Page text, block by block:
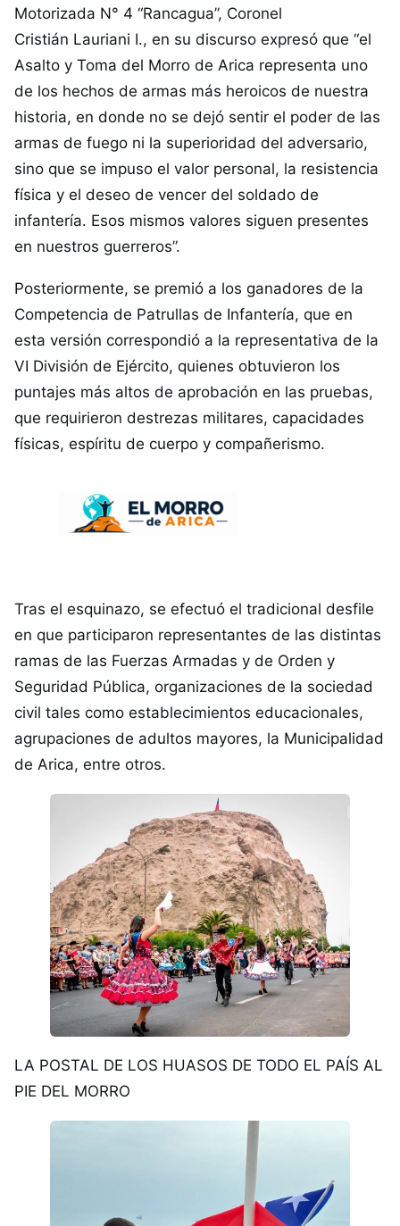
Motorizada N° 4 “Rancagua”, Coronel
Cristián Lauriani I., en su discurso expresó que “el
Asalto y Toma del Morro de Arica representa uno
de los hechos de armas más heroicos de nuestra
historia, en donde no se dejó sentir el poder de las
armas de fuego ni la superioridad del adversario,
sino que se impuso el valor personal, la resistencia
física y el deseo de vencer del soldado de
infantería. Esos mismos valores siguen presentes
en nuestros guerreros”.
Posteriormente, se premió a los ganadores de la
Competencia de Patrullas de Infantería, que en
esta versión correspondió a la representativa de la
VI División de Ejército, quienes obtuvieron los
puntajes más altos de aprobación en las pruebas,
que requirieron destrezas militares, capacidades
físicas, espíritu de cuerpo y compañerismo.
Tras el esquinazo, se efectuó el tradicional desfile
en que participaron representantes de las distintas
ramas de las Fuerzas Armadas y de Orden y
Seguridad Pública, organizaciones de la sociedad
civil tales como establecimientos educacionales,
agrupaciones de adultos mayores, la Municipalidad
de Arica, entre otros.
LA POSTAL DE LOS HUASOS DE TODO EL PAÍS AL
PIE DEL MORRO